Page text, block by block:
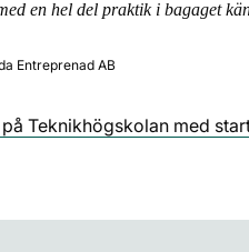
en hel del praktik i bagaget
Entreprenad AB
Teknikhögskolan med